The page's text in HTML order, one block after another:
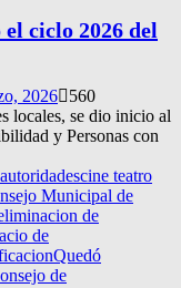
ciclo 2026 del
2026
560
locales, se dio inicio al
y Personas con
autoridadescine teatro
Municipal de
de
de
Quedó
de